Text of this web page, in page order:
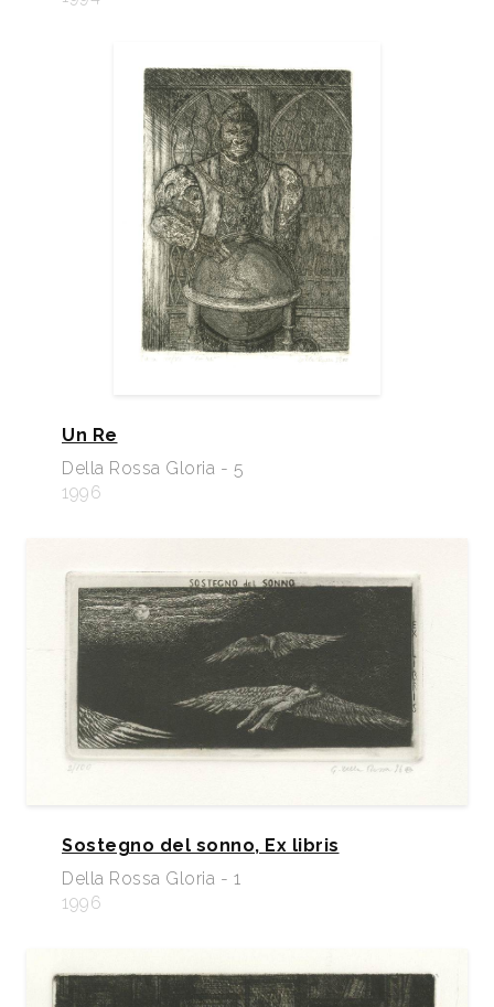
Un Re
Della Rossa Gloria - 5
1996
Sostegno del sonno, Ex libris
Della Rossa Gloria - 1
1996